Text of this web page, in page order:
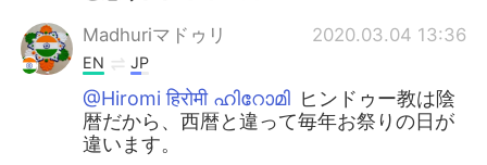
Madhuriマドゥリ 2020.03.04 13:36
EN JP
@Hiromi हिरोमी ഹിറോമി ヒンドゥー教は陰
暦だから、西暦と違って毎年お祭りの日が
違います。